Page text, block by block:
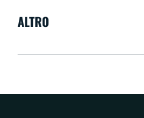
ALTRO